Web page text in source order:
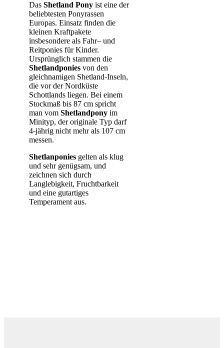
Das Shetland Pony ist eine der
beliebtesten Ponyrassen
Europas. Einsatz finden die
kleinen Kraftpakete
insbesondere als Fahr– und
Reitponies für Kinder.
Ursprünglich stammen die
Shetlandponies von den
gleichnamigen Shetland-Inseln,
die vor der Nordküste
Schottlands liegen. Bei einem
Stockmaß bis 87 cm spricht
man vom Shetlandpony im
Minityp, der originale Typ darf
4-jährig nicht mehr als 107 cm
messen.
Shetlanponies gelten als klug
und sehr genügsam, und
zeichnen sich durch
Langlebigkeit, Fruchtbarkeit
und eine gutartiges
Temperament aus.